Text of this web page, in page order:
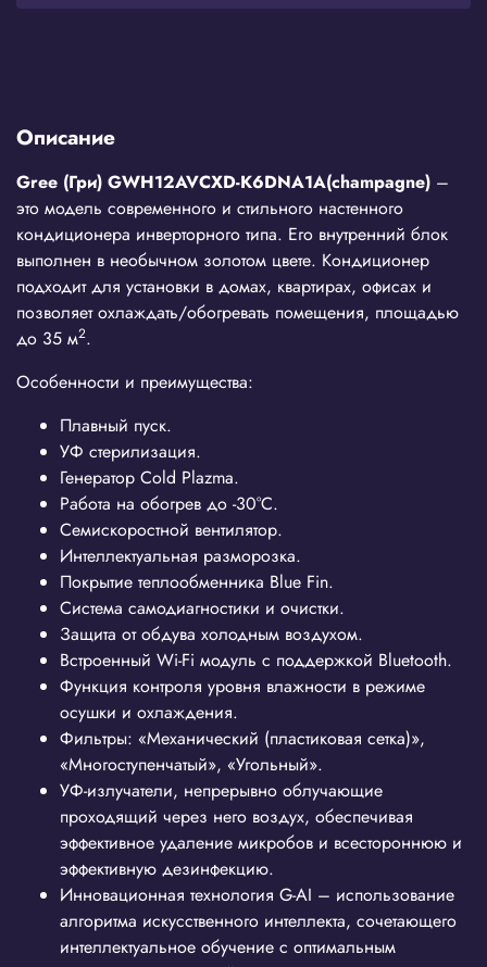
Описание
Gree (Гри) GWH12AVCXD-K6DNA1A(champagne) –
это модель современного и стильного настенного
кондиционера инверторного типа. Его внутренний блок
выполнен в необычном золотом цвете. Кондиционер
подходит для установки в домах, квартирах, офисах и
позволяет охлаждать/обогревать помещения, площадью
до 35 м2.
Особенности и преимущества:
Плавный пуск.
УФ стерилизация.
Генератор Cold Plazma.
Работа на обогрев до -30°С.
Семискоростной вентилятор.
Интеллектуальная разморозка.
Покрытие теплообменника Blue Fin.
Система самодиагностики и очистки.
Защита от обдува холодным воздухом.
Встроенный Wi-Fi модуль с поддержкой Bluetooth.
Функция контроля уровня влажности в режиме
осушки и охлаждения.
Фильтры: «Механический (пластиковая сетка)»,
«Многоступенчатый», «Угольный».
УФ-излучатели, непрерывно облучающие
проходящий через него воздух, обеспечивая
эффективное удаление микробов и всестороннюю и
эффективную дезинфекцию.
Инновационная технология G-AI – использование
алгоритма искусственного интеллекта, сочетающего
интеллектуальное обучение с оптимальным